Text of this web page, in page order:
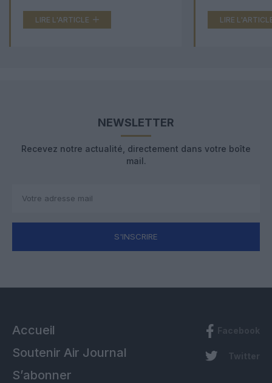
LIRE L'ARTICLE LIRE
NEWSLETTER
Recevez notre actualité, directement dans votre boîte
mail.
S'INSCRIRE
Accueil
Soutenir Air Journal
S’abonner